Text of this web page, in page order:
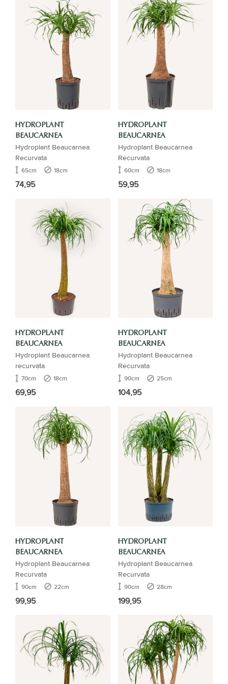
HYDROPLANT
BEAUCARNEA
Hydroplant Beaucarnea
Recurvata
65cm 18cm
74,95
HYDROPLANT
BEAUCARNEA
Hydroplant Beaucarnea
Recurvata
60cm 18cm
59,95
HYDROPLANT
BEAUCARNEA
Hydroplant Beaucarnea
recurvata
70cm 18cm
69,95
HYDROPLANT
BEAUCARNEA
Hydroplant Beaucarnea
Recurvata
90cm 25cm
104,95
HYDROPLANT
BEAUCARNEA
Hydroplant Beaucarnea
Recurvata
90cm 22cm
99,95
HYDROPLANT
BEAUCARNEA
Hydroplant Beaucarnea
Recurvata
90cm 28cm
199,95